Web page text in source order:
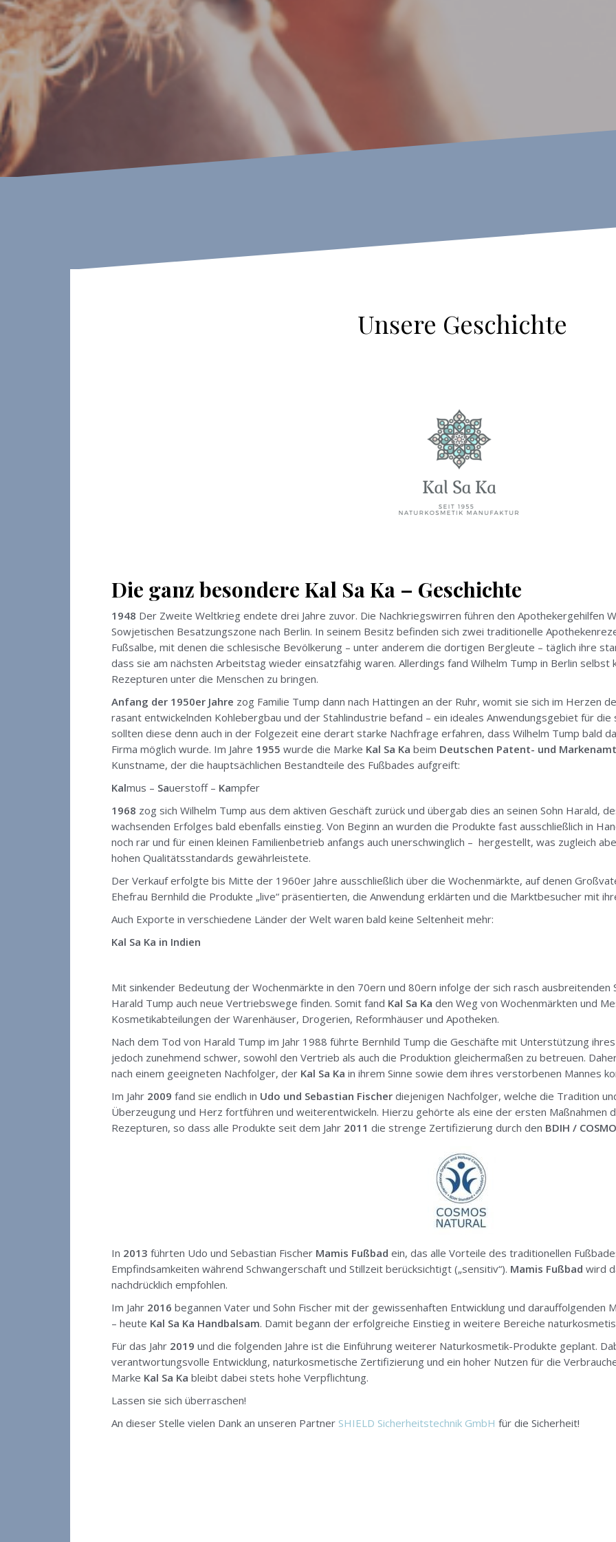
Unsere Geschichte
Die ganz besondere Kal Sa Ka – Geschichte
1948 Der Zweite Weltkrieg endete drei Jahre zuvor. Die Nachkriegswirren führen den Apothekergehilfen
Sowjetischen Besatzungszone nach Berlin. In seinem Besitz befinden sich zwei traditionelle
Fußsalbe, mit denen die schlesische Bevölkerung – unter anderem die dortigen Bergleute – täglich ihre
dass sie am nächsten Arbeitstag wieder einsatzfähig waren. Allerdings fand Wilhelm Tump in Berlin selbst
Rezepturen unter die Menschen zu bringen.
Anfang der 1950er Jahre zog Familie Tump dann nach Hattingen an der Ruhr, womit sie sich im Herzen
rasant entwickelnden Kohlebergbau und der Stahlindustrie befand – ein ideales Anwendungsgebiet für
sollten diese denn auch in der Folgezeit eine derart starke Nachfrage erfahren, dass Wilhelm Tump bald
Firma möglich wurde. Im Jahre 1955 wurde die Marke Kal Sa Ka beim Deutschen Patent- und Markenamt
Kunstname, der die hauptsächlichen Bestandteile des Fußbades aufgreift:
Kalmus – Sauerstoff – Kampfer
1968 zog sich Wilhelm Tump aus dem aktiven Geschäft zurück und übergab dies an seinen Sohn Harald,
wachsenden Erfolges bald ebenfalls einstieg. Von Beginn an wurden die Produkte fast ausschließlich in
noch rar und für einen kleinen Familienbetrieb anfangs auch unerschwinglich – hergestellt, was zugleich
hohen Qualitätsstandards gewährleistete.
Der Verkauf erfolgte bis Mitte der 1960er Jahre ausschließlich über die Wochenmärkte, auf denen
Ehefrau Bernhild die Produkte „live“ präsentierten, die Anwendung erklärten und die Marktbesucher mit
Auch Exporte in verschiedene Länder der Welt waren bald keine Seltenheit mehr:
Kal Sa Ka in Indien
Mit sinkender Bedeutung der Wochenmärkte in den 70ern und 80ern infolge der sich rasch
Harald Tump auch neue Vertriebswege finden. Somit fand Kal Sa Ka den Weg von Wochenmärkten und
Kosmetikabteilungen der Warenhäuser, Drogerien, Reformhäuser und Apotheken.
Nach dem Tod von Harald Tump im Jahr 1988 führte Bernhild Tump die Geschäfte mit Unterstützung
jedoch zunehmend schwer, sowohl den Vertrieb als auch die Produktion gleichermaßen zu betreuen.
nach einem geeigneten Nachfolger, der Kal Sa Ka in ihrem Sinne sowie dem ihres verstorbenen Mannes
Im Jahr 2009 fand sie endlich in Udo und Sebastian Fischer diejenigen Nachfolger, welche die Tradition
Überzeugung und Herz fortführen und weiterentwickeln. Hierzu gehörte als eine der ersten Maßnahmen
Rezepturen, so dass alle Produkte seit dem Jahr 2011 die strenge Zertifizierung durch den BDIH /
In 2013 führten Udo und Sebastian Fischer Mamis Fußbad ein, das alle Vorteile des traditionellen
Empfindsamkeiten während Schwangerschaft und Stillzeit berücksichtigt („sensitiv“). Mamis Fußbad wird
nachdrücklich empfohlen.
Im Jahr 2016 begannen Vater und Sohn Fischer mit der gewissenhaften Entwicklung und darauffolgenden
– heute Kal Sa Ka Handbalsam. Damit begann der erfolgreiche Einstieg in weitere Bereiche
Für das Jahr 2019 und die folgenden Jahre ist die Einführung weiterer Naturkosmetik-Produkte geplant.
verantwortungsvolle Entwicklung, naturkosmetische Zertifizierung und ein hoher Nutzen für die
Marke Kal Sa Ka bleibt dabei stets hohe Verpflichtung.
Lassen sie sich überraschen!
An dieser Stelle vielen Dank an unseren Partner SHIELD Sicherheitstechnik GmbH für die Sicherheit!